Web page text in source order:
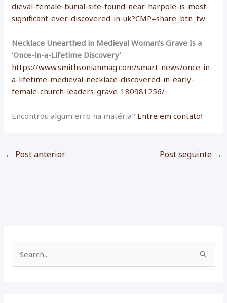
e
dieval-female-burial-site-found-near-harpole-is-most-
significant-ever-discovered-in-uk?CMP=share_btn_tw
Necklace Unearthed in Medieval Woman’s Grave Is a
‘Once-in-a-Lifetime Discovery’
https://www.smithsonianmag.com/smart-news/once-in-
a-lifetime-medieval-necklace-discovered-in-early-
female-church-leaders-grave-180981256/
Encontrou algum erro na matéria? Entre em contato!
← Post anterior Post seguinte →